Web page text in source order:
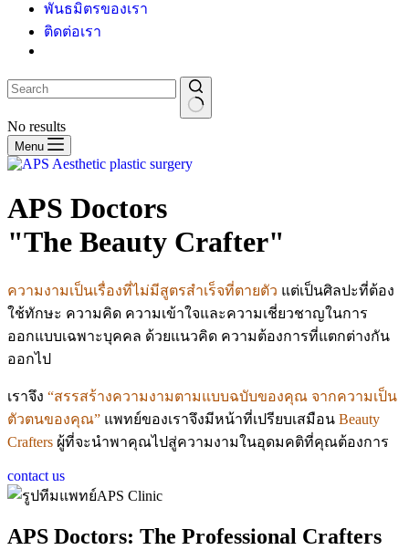
พันธมิตรของเรา
ติดต่อเรา
No results
Menu
APS Doctors
"The Beauty Crafter"
ความงามเป็นเรื่องที่ไม่มีสูตรสำเร็จที่ตายตัว แต่เป็นศิลปะที่ต้อง
ใช้ทักษะ ความคิด ความเข้าใจและความเชี่ยวชาญในการ
ออกแบบเฉพาะบุคคล ด้วยแนวคิด ความต้องการที่แตกต่างกัน
ออกไป
เราจึง “สรรสร้างความงามตามแบบฉบับของคุณ จากความเป็น
ตัวตนของคุณ” แพทย์ของเราจึงมีหน้าที่เปรียบเสมือน Beauty
Crafters ผู้ที่จะนำพาคุณไปสู่ความงามในอุดมคติที่คุณต้องการ
contact us
APS Doctors: The Professional Crafters